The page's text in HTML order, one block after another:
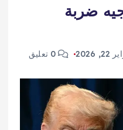
ضربة
2026 0 تعليق